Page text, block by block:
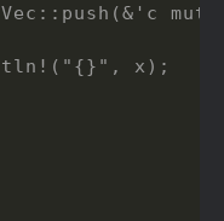
mut
x);